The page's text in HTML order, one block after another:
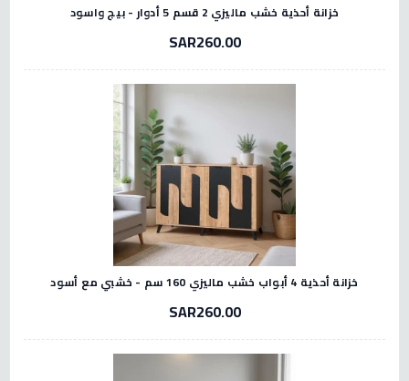
خزانة أحذية خشب ماليزي 2 قسم 5 أدوار - بيج واسود
SAR260.00
خزانة أحذية 4 أبواب خشب ماليزي 160 سم - خشبي مع أسود
SAR260.00